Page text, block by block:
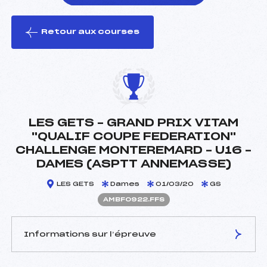
le ski
Retour aux courses
LES GETS – GRAND PRIX VITAM
"QUALIF COUPE FEDERATION"
CHALLENGE MONTEREMARD – U16 –
DAMES (ASPTT ANNEMASSE)
LES GETS Dames 01/03/20 GS
AMBF0922.FFS
Informations sur l’épreuve